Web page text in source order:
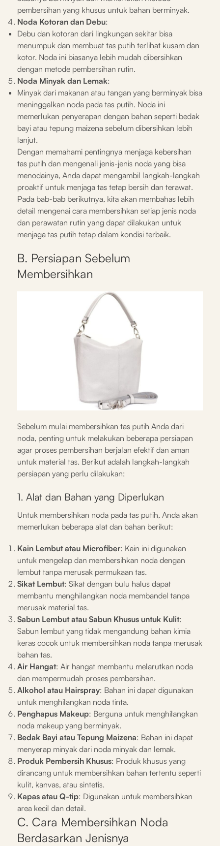
pembersihan yang khusus untuk bahan berminyak.
Noda Kotoran dan Debu:
Debu dan kotoran dari lingkungan sekitar bisa
menumpuk dan membuat tas putih terlihat kusam dan
kotor. Noda ini biasanya lebih mudah dibersihkan
dengan metode pembersihan rutin.
Noda Minyak dan Lemak:
Minyak dari makanan atau tangan yang berminyak bisa
meninggalkan noda pada tas putih. Noda ini
memerlukan penyerapan dengan bahan seperti bedak
bayi atau tepung maizena sebelum dibersihkan lebih
lanjut.
Dengan memahami pentingnya menjaga kebersihan
tas putih dan mengenali jenis-jenis noda yang bisa
menodainya, Anda dapat mengambil langkah-langkah
proaktif untuk menjaga tas tetap bersih dan terawat.
Pada bab-bab berikutnya, kita akan membahas lebih
detail mengenai cara membersihkan setiap jenis noda
dan perawatan rutin yang dapat dilakukan untuk
menjaga tas putih tetap dalam kondisi terbaik.
B. Persiapan Sebelum
Membersihkan
Sebelum mulai membersihkan tas putih Anda dari
noda, penting untuk melakukan beberapa persiapan
agar proses pembersihan berjalan efektif dan aman
untuk material tas. Berikut adalah langkah-langkah
persiapan yang perlu dilakukan:
1. Alat dan Bahan yang Diperlukan
Untuk membersihkan noda pada tas putih, Anda akan
memerlukan beberapa alat dan bahan berikut:
Kain Lembut atau Microfiber: Kain ini digunakan
untuk mengelap dan membersihkan noda dengan
lembut tanpa merusak permukaan tas.
Sikat Lembut: Sikat dengan bulu halus dapat
membantu menghilangkan noda membandel tanpa
merusak material tas.
Sabun Lembut atau Sabun Khusus untuk Kulit:
Sabun lembut yang tidak mengandung bahan kimia
keras cocok untuk membersihkan noda tanpa merusak
bahan tas.
Air Hangat: Air hangat membantu melarutkan noda
dan mempermudah proses pembersihan.
Alkohol atau Hairspray: Bahan ini dapat digunakan
untuk menghilangkan noda tinta.
Penghapus Makeup: Berguna untuk menghilangkan
noda makeup yang berminyak.
Bedak Bayi atau Tepung Maizena: Bahan ini dapat
menyerap minyak dari noda minyak dan lemak.
Produk Pembersih Khusus: Produk khusus yang
dirancang untuk membersihkan bahan tertentu seperti
kulit, kanvas, atau sintetis.
Kapas atau Q-tip: Digunakan untuk membersihkan
area kecil dan detail.
C. Cara Membersihkan Noda
Berdasarkan Jenisnya